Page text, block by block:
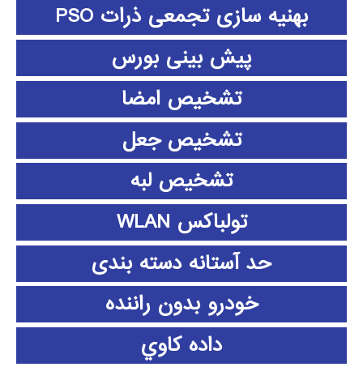
بهنیه سازی تجمعی ذرات PSO
پیش بینی بورس
تشخیص امضا
تشخیص جعل
تشخیص لبه
تولباکس WLAN
حد آستانه دسته بندی
خودرو بدون راننده
داده كاوي